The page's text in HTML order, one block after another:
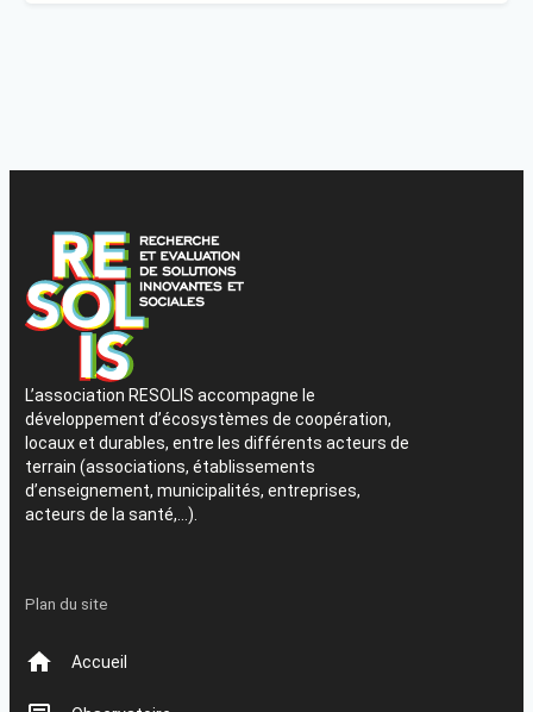
L’association RESOLIS accompagne le
développement d’écosystèmes de coopération,
locaux et durables, entre les différents acteurs de
terrain (associations, établissements
d’enseignement, municipalités, entreprises,
acteurs de la santé,…).
Plan du site
Accueil